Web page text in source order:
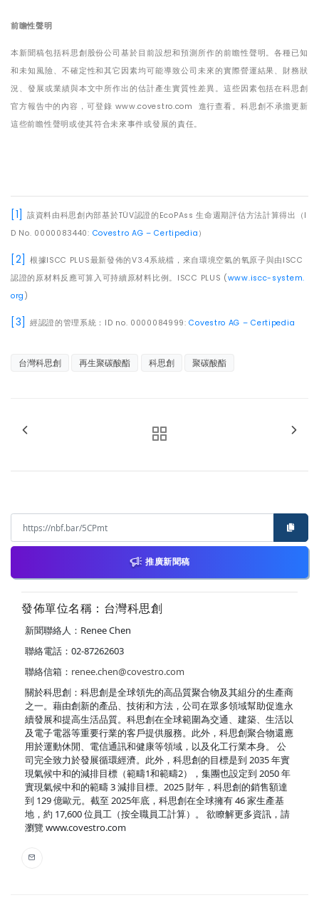
前瞻性聲明
本新聞稿包括科思創股份公司基於目前設想和預測所作的前瞻性聲明。各種已知
和未知風險、不確定性和其它因素均可能導致公司未來的實際營運結果、財務狀
況、發展或業績與本文中所作出的估計產生實質性差異。這些因素包括在科思創
官方報告中的內容，可登錄 www.covestro.com 進行查看。科思創不承擔更新
這些前瞻性聲明或使其符合未來事件或發展的責任。
[1] 該資料由科思創內部基於TÜV認證的 EcoPAss生命週期評估方法計算得出（ I
D No. 0000083440: Covestro AG – Certipedia ）
[2] 根據ISCC PLUS最新發佈的V3.4系統檔，來自環境空氣的氧原子與由 ISCC
認證的原材料反應可算入可持續原材料比例。 ISCC PLUS (www.iscc-system.
org )
[3] 經認證的管理系統： ID no. 0000084999:Covestro AG – Certipedia
台灣科思創 再生聚碳酸酯 科思創 聚碳酸酯
推廣新聞稿
發佈單位名稱：台灣科思創
新聞聯絡人：Renee Chen
聯絡電話：02-87262603
聯絡信箱： renee.chen@covestro.com
關於科思創：科思創是全球領先的高品質聚合物及其組分的生產商
之一。藉由創新的產品、技術和方法，公司在眾多領域幫助促進永
續發展和提高生活品質。科思創在全球範圍為交通、建築、生活以
及電子電器等重要行業的客戶提供服務。此外，科思創聚合物還應
用於運動休閒、電信通訊和健康等領域，以及化工行業本身。 公
司完全致力於發展循環經濟。此外，科思創的目標是到 2035 年實
現氣候中和的減排目標（範疇1和範疇2），集團也設定到 2050 年
實現氣候中和的範疇 3 減排目標。2025 財年，科思創的銷售額達
到 129 億歐元。截至 2025年底，科思創在全球擁有 46 家生產基
地，約 17,600 位員工（按全職員工計算）。 欲瞭解更多資訊，請
瀏覽 www.covestro.com